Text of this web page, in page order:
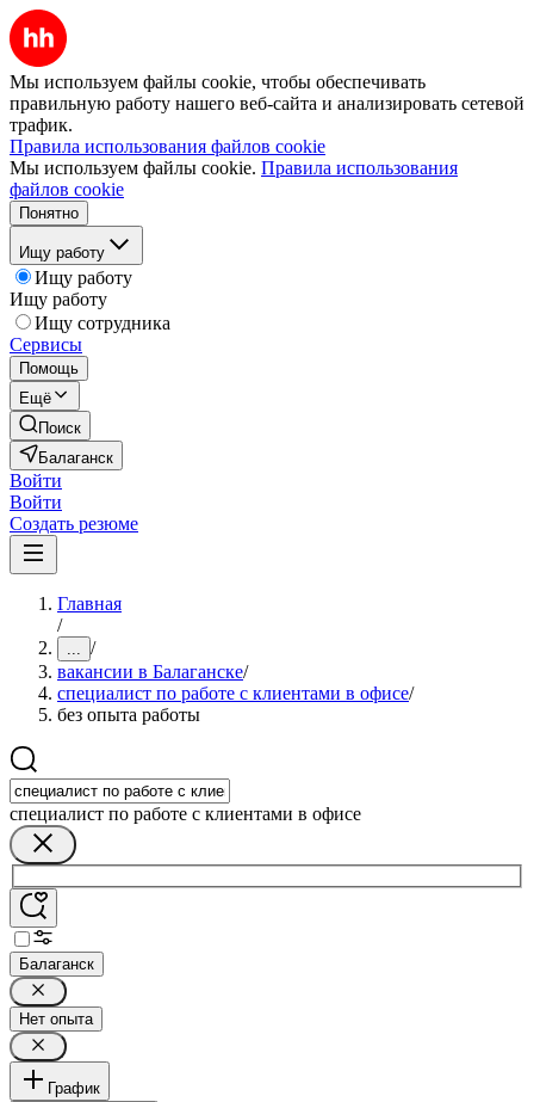
Мы используем файлы cookie, чтобы обеспечивать
правильную работу нашего веб-сайта и анализировать сетевой
трафик.
Правила использования файлов cookie
Мы используем файлы cookie. Правила использования
файлов cookie
Понятно
Ищу работу
Ищу работу
Ищу работу
Ищу сотрудника
Сервисы
Помощь
Ещё
Поиск
Балаганск
Войти
Войти
Создать резюме
Главная
/
... /
вакансии в Балаганске/
специалист по работе с клиентами в офисе/
без опыта работы
специалист по работе с клиентами в офисе
Балаганск
Нет опыта
График